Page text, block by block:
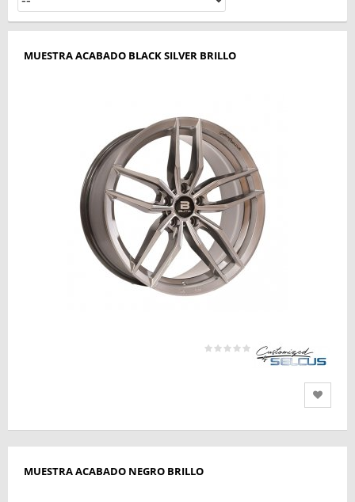
MUESTRA ACABADO BLACK SILVER BRILLO
MUESTRA ACABADO NEGRO BRILLO